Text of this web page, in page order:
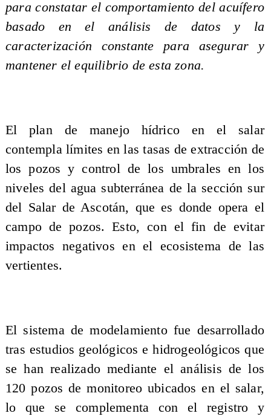
para constatar el comportamiento del acuífero
basado en el análisis de datos y la
caracterización constante para asegurar y
mantener el equilibrio de esta zona.
El plan de manejo hídrico en el salar
contempla límites en las tasas de extracción de
los pozos y control de los umbrales en los
niveles del agua subterránea de la sección sur
del Salar de Ascotán, que es donde opera el
campo de pozos. Esto, con el fin de evitar
impactos negativos en el ecosistema de las
vertientes.
El sistema de modelamiento fue desarrollado
tras estudios geológicos e hidrogeológicos que
se han realizado mediante el análisis de los
120 pozos de monitoreo ubicados en el salar,
lo que se complementa con el registro y